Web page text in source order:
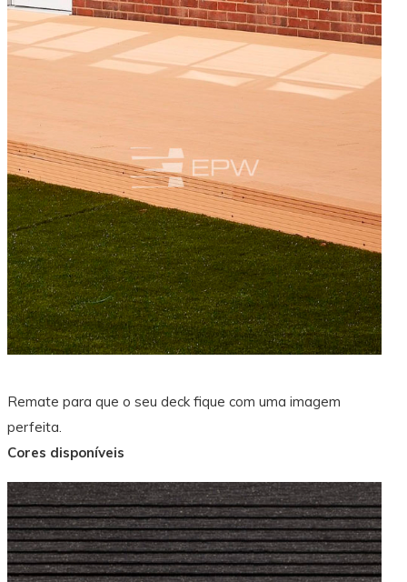
Remate para que o seu deck fique com uma imagem
perfeita.
Cores disponíveis